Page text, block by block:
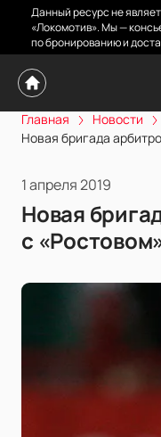
Данный ресурс не
«Локомотив». Мы —
по бронированию и
Главная
Новости
Новая бригада
1 апреля 2019
Новая
с